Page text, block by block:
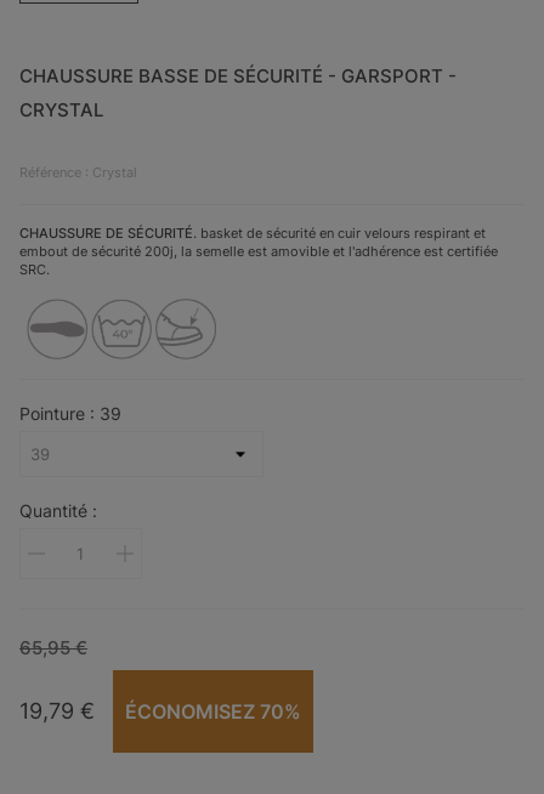
CHAUSSURE BASSE DE SÉCURITÉ - GARSPORT -
CRYSTAL
Référence : Crystal
CHAUSSURE DE SÉCURITÉ. basket de sécurité en cuir velours respirant et
embout de sécurité 200j, la semelle est amovible et l'adhérence est certifiée
SRC.
Pointure : 39
Quantité :
65,95 €
19,79 € ÉCONOMISEZ 70%